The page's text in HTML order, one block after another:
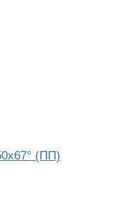
(ПП)